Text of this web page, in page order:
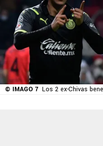
© IMAGO 7 Los 2 ex-Chivas